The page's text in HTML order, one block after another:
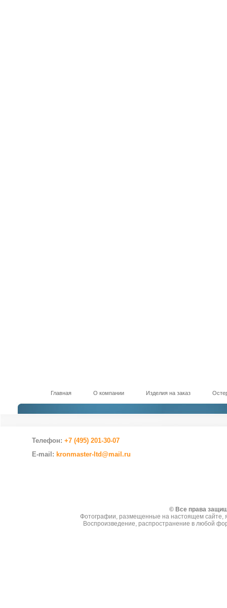
Главная О компании Изделия на заказ
Телефон: +7 (495) 201-30-07
E-mail: kronmaster-ltd@mail.ru
© Все права
Фотографии, размещенные на настоящем сайте,
Воспроизведение, распространение в любой